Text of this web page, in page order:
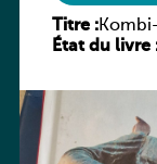
Titre :
État du livre